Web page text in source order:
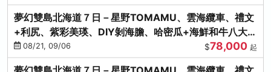
夢幻雙島北海道７日－星野TOMAMU、雲海纜車、禮文
+利尻、紫彩美瑛、DIY剝海膽、哈密瓜+海鮮和牛八大螃
蟹吃到飽
08/21, 09/06 $78,000 起